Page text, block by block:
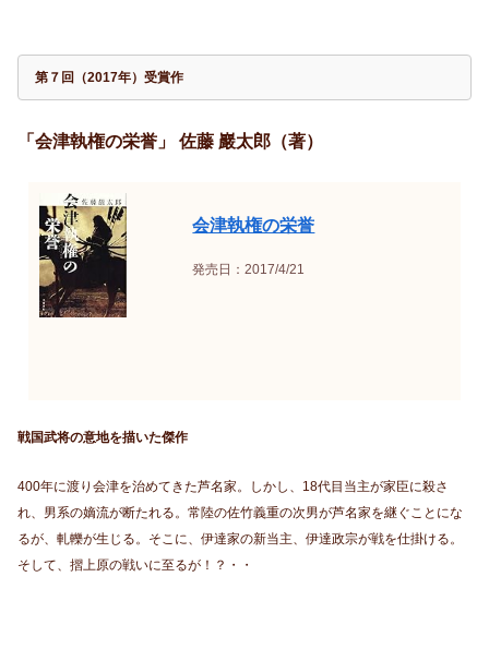
第７回（2017年）受賞作
「会津執権の栄誉」 佐藤 巖太郎（著）
会津執権の栄誉
発売日：2017/4/21
戦国武将の意地を描いた傑作
400年に渡り会津を治めてきた芦名家。しかし、18代目当主が家臣に殺さ
れ、男系の嫡流が断たれる。常陸の佐竹義重の次男が芦名家を継ぐことにな
るが、軋轢が生じる。そこに、伊達家の新当主、伊達政宗が戦を仕掛ける。
そして、摺上原の戦いに至るが！？・・